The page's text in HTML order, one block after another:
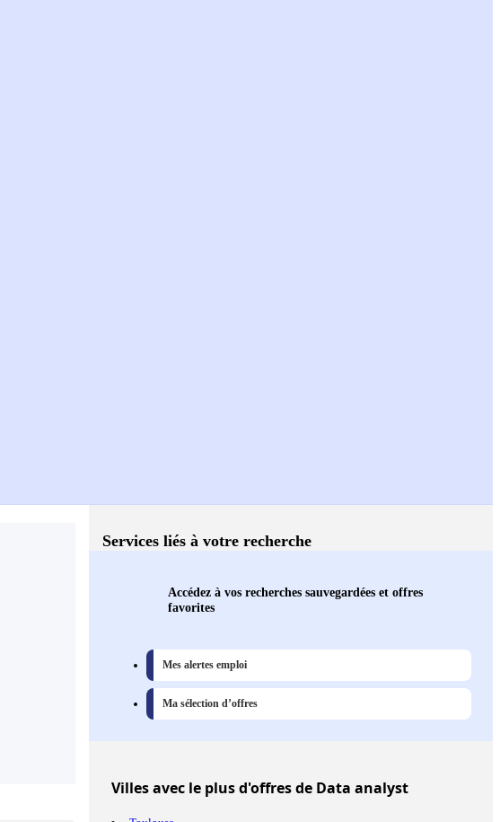
Services liés à votre recherche
Accédez à vos recherches sauvegardées et offres
favorites
Mes alertes emploi
Ma sélection d’offres
Villesavec le plus d'offres de Data analyst